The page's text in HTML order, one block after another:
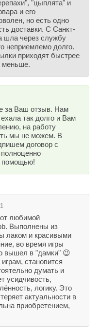
"цыплята" и
и его
но есть одно
доставки. С Санкт-
шла через службу
неприемлемо долго.
приходят быстрее
меньше.
за Ваш отзыв. Нам
так долго и Вам
на работу
мы не можем. В
договор с
помощью!
любимой
Выполнены из
лаком и красивыми
во время игры
вышел в "дамки" 😉
становится
думать и
усидчивость,
логику. Это
актуальности в
приобретением,